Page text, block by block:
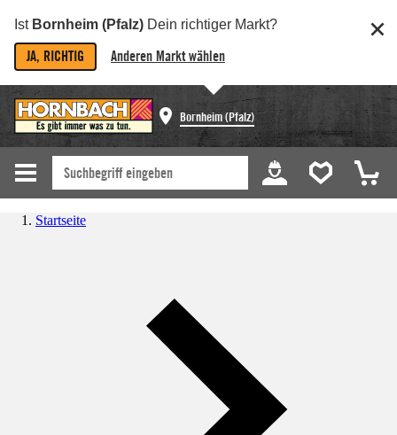
Ist Bornheim (Pfalz) Dein richtiger Markt?
JA, RICHTIG Anderen Markt wählen
Bornheim (Pfalz)
Startseite